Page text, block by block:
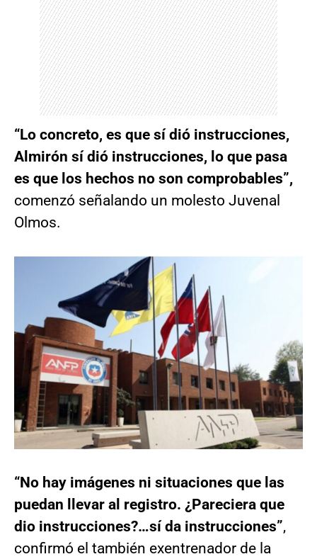
“Lo concreto, es que sí dió instrucciones,
Almirón sí dió instrucciones, lo que pasa
es que los hechos no son comprobables”,
comenzó señalando un molesto Juvenal
Olmos.
“No hay imágenes ni situaciones que las
puedan llevar al registro. ¿Pareciera que
dio instrucciones?…sí da instrucciones”,
confirmó el también exentrenador de la